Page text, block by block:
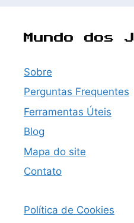
Mundo dos
Sobre
Perguntas Frequentes
Ferramentas Úteis
Blog
Mapa do site
Contato
Política de Cookies